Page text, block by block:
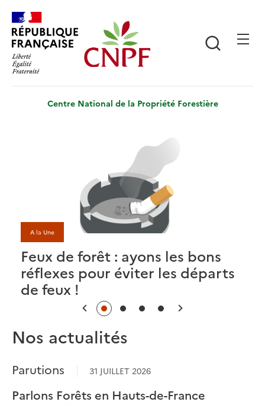
contenu
principal
Centre National de la Propriété Forestière
A la Une
Feux de forêt : ayons les bons
réflexes pour éviter les départs
de feux !
Nos actualités
Parutions 31 JUILLET 2026
Parlons Forêts en Hauts-de-France